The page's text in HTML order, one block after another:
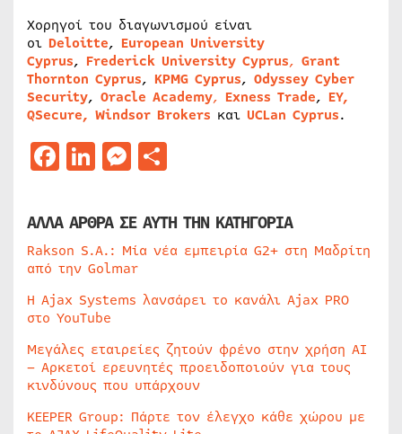
Χορηγοί του διαγωνισμού είναι
οι Deloitte, European University
Cyprus, Frederick University Cyprus, Grant
Thornton Cyprus, KPMG Cyprus, Odyssey Cyber
Security, Oracle Academy, Εxness Τrade, ΕΥ,
QSecure, Windsor Brokers και UCLan Cyprus.
Facebook
LinkedIn
Messenger
ΑΛΛΑ ΑΡΘΡΑ ΣΕ ΑΥΤΗ ΤΗΝ ΚΑΤΗΓΟΡΙΑ
Rakson S.A.: Μία νέα εμπειρία G2+ στη Μαδρίτη
από την Golmar
Η Ajax Systems λανσάρει το κανάλι Ajax PRO
στο YouTube
Μεγάλες εταιρείες ζητούν φρένο στην χρήση AI
– Αρκετοί ερευνητές προειδοποιούν για τους
κινδύνους που υπάρχουν
KEEPER Group: Πάρτε τον έλεγχο κάθε χώρου με